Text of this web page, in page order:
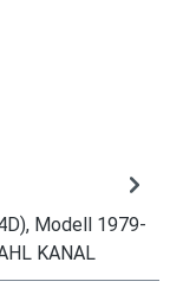
Modell 1979-
KANAL